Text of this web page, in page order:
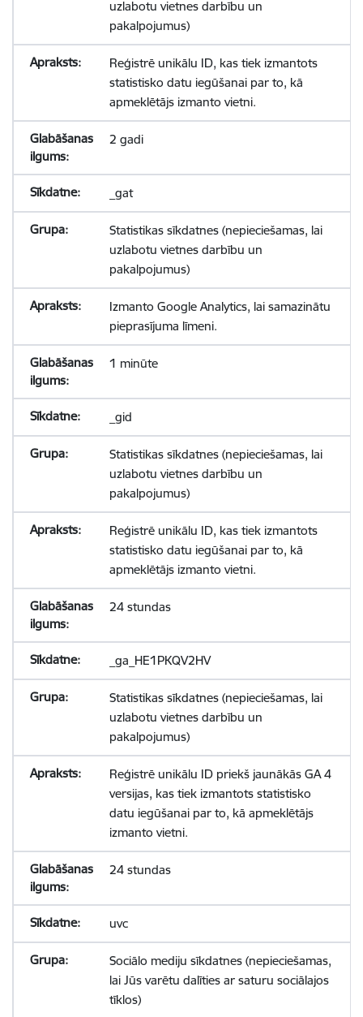
uzlabotu vietnes darbību un
pakalpojumus)
Reģistrē unikālu ID, kas tiek izmantots
statistisko datu iegūšanai par to, kā
apmeklētājs izmanto vietni.
2 gadi
_gat
Statistikas sīkdatnes (nepieciešamas, lai
uzlabotu vietnes darbību un
pakalpojumus)
Izmanto Google Analytics, lai samazinātu
pieprasījuma līmeni.
1 minūte
_gid
Statistikas sīkdatnes (nepieciešamas, lai
uzlabotu vietnes darbību un
pakalpojumus)
Reģistrē unikālu ID, kas tiek izmantots
statistisko datu iegūšanai par to, kā
apmeklētājs izmanto vietni.
24 stundas
_ga_HE1PKQV2HV
Statistikas sīkdatnes (nepieciešamas, lai
uzlabotu vietnes darbību un
pakalpojumus)
Reģistrē unikālu ID priekš jaunākās GA 4
versijas, kas tiek izmantots statistisko
datu iegūšanai par to, kā apmeklētājs
izmanto vietni.
24 stundas
uvc
Sociālo mediju sīkdatnes (nepieciešamas,
lai Jūs varētu dalīties ar saturu sociālajos
tīklos)